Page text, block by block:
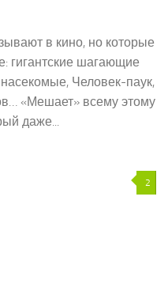
в кино, но которые
гигантские шагающие
Человек-паук,
«Мешает» всему этому
даже...
2